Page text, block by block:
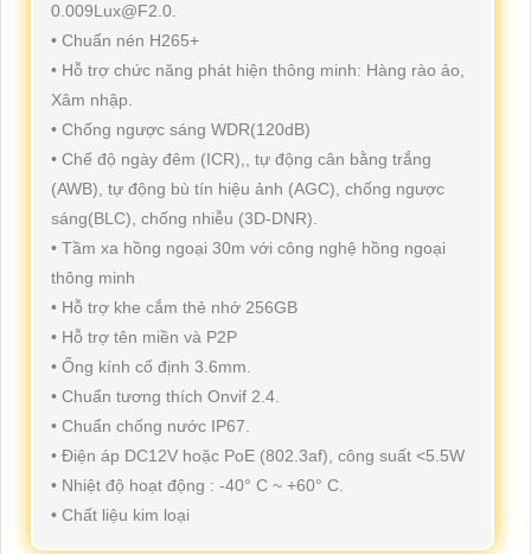
0.009Lux@F2.0.
• Chuẩn nén H265+
• Hỗ trợ chức năng phát hiện thông minh: Hàng rào ảo,
Xâm nhập.
• Chống ngược sáng WDR(120dB)
• Chế độ ngày đêm (ICR),, tự động cân bằng trắng
(AWB), tự động bù tín hiệu ảnh (AGC), chống ngược
sáng(BLC), chống nhiễu (3D-DNR).
• Tầm xa hồng ngoại 30m với công nghệ hồng ngoại
thông minh
• Hỗ trợ khe cắm thẻ nhớ 256GB
• Hỗ trợ tên miền và P2P
• Ống kính cố định 3.6mm.
• Chuẩn tương thích Onvif 2.4.
• Chuẩn chống nước IP67.
• Điện áp DC12V hoặc PoE (802.3af), công suất <5.5W
• Nhiệt độ hoạt động : -40° C ~ +60° C.
• Chất liệu kim loại